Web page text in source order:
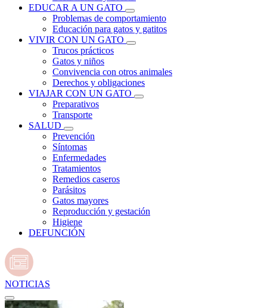
EDUCAR A UN GATO
Problemas de comportamiento
Educación para gatos y gatitos
VIVIR CON UN GATO
Trucos prácticos
Gatos y niños
Convivencia con otros animales
Derechos y obligaciones
VIAJAR CON UN GATO
Preparativos
Transporte
SALUD
Prevención
Síntomas
Enfermedades
Tratamientos
Remedios caseros
Parásitos
Gatos mayores
Reproducción y gestación
Higiene
DEFUNCIÓN
NOTICIAS